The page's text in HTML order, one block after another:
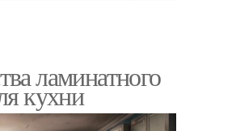
ламинатного
кухни